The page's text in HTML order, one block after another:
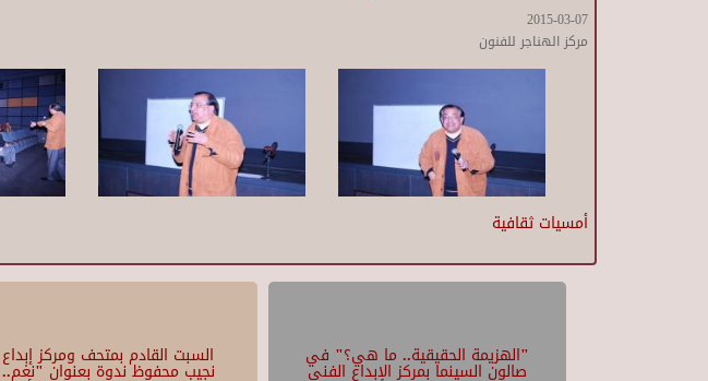
2015-03-07
مركز الهناجر للفنون
أمسيات ثقافية
السبت القادم بمتحف ومركز إبداع
نجيب محفوظ ندوة بعنوان "نغم..
"الهزيمة الحقيقية.. ما هي؟" في
صالون السينما بمركز الإبداع الفني